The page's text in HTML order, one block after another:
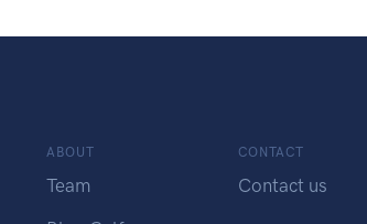
ABOUT
Team
CONTACT
Contact us